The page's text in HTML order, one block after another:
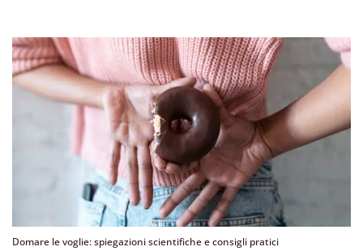
Domare le voglie: spiegazioni scientifiche e consigli pratici